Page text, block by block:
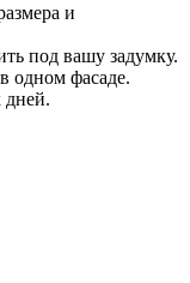
и
под вашу задумку.
одном фасаде.
дней.